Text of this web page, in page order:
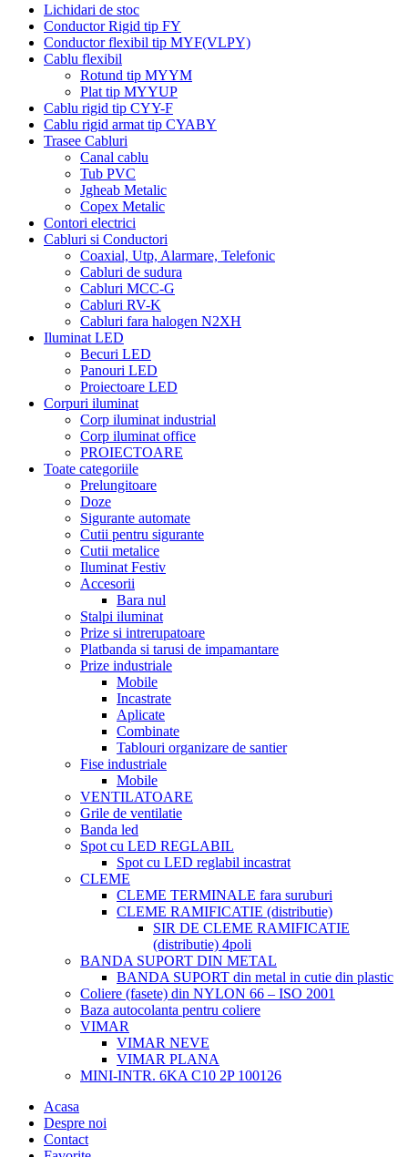
Lichidari de stoc
Conductor Rigid tip FY
Conductor flexibil tip MYF(VLPY)
Cablu flexibil
Rotund tip MYYM
Plat tip MYYUP
Cablu rigid tip CYY-F
Cablu rigid armat tip CYABY
Trasee Cabluri
Canal cablu
Tub PVC
Jgheab Metalic
Copex Metalic
Contori electrici
Cabluri si Conductori
Coaxial, Utp, Alarmare, Telefonic
Cabluri de sudura
Cabluri MCC-G
Cabluri RV-K
Cabluri fara halogen N2XH
Iluminat LED
Becuri LED
Panouri LED
Proiectoare LED
Corpuri iluminat
Corp iluminat industrial
Corp iluminat office
PROIECTOARE
Toate categoriile
Prelungitoare
Doze
Sigurante automate
Cutii pentru sigurante
Cutii metalice
Iluminat Festiv
Accesorii
Bara nul
Stalpi iluminat
Prize si intrerupatoare
Platbanda si tarusi de impamantare
Prize industriale
Mobile
Incastrate
Aplicate
Combinate
Tablouri organizare de santier
Fise industriale
Mobile
VENTILATOARE
Grile de ventilatie
Banda led
Spot cu LED REGLABIL
Spot cu LED reglabil incastrat
CLEME
CLEME TERMINALE fara suruburi
CLEME RAMIFICATIE (distributie)
SIR DE CLEME RAMIFICATIE
(distributie) 4poli
BANDA SUPORT DIN METAL
BANDA SUPORT din metal in cutie din plastic
Coliere (fasete) din NYLON 66 – ISO 2001
Baza autocolanta pentru coliere
VIMAR
VIMAR NEVE
VIMAR PLANA
MINI-INTR. 6KA C10 2P 100126
Acasa
Despre noi
Contact